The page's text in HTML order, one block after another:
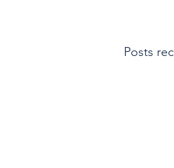
Posts